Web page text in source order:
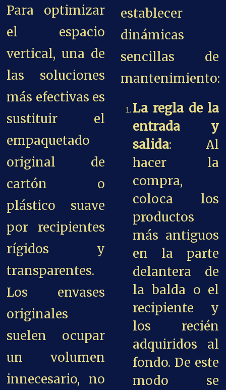
Para optimizar
el espacio
vertical, una de
las soluciones
más efectivas es
sustituir el
empaquetado
original de
cartón o
plástico suave
por recipientes
rígidos y
transparentes.
Los envases
originales
suelen ocupar
un volumen
innecesario, no
establecer
dinámicas
sencillas de
mantenimiento:
La regla de la
entrada y
salida: Al
hacer la
compra,
coloca los
productos
más antiguos
en la parte
delantera de
la balda o el
recipiente y
los recién
adquiridos al
fondo. De este
modo se